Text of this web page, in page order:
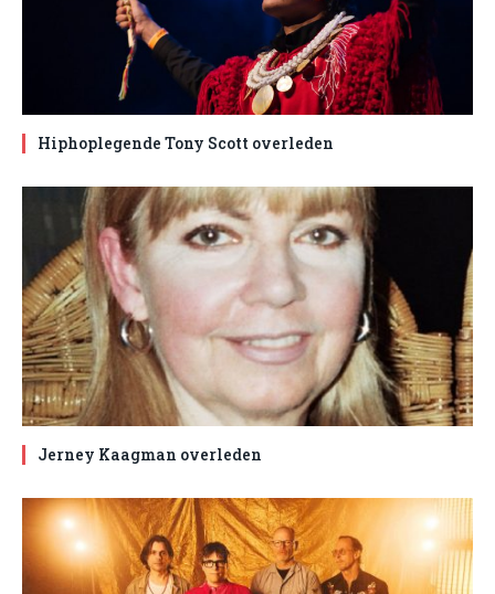
Hiphoplegende Tony Scott overleden
Jerney Kaagman overleden